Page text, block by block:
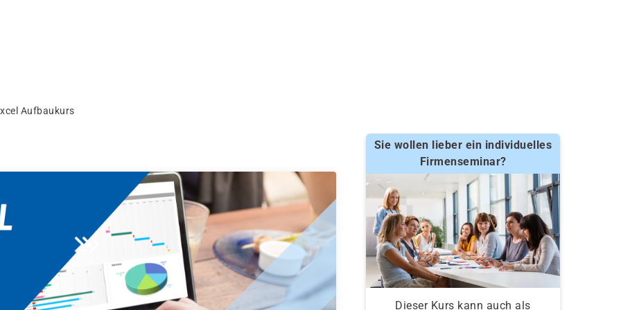
Aufbaukurs
Sie wollen lieber ein individuelles
Firmenseminar?
Dieser Kurs kann auch als